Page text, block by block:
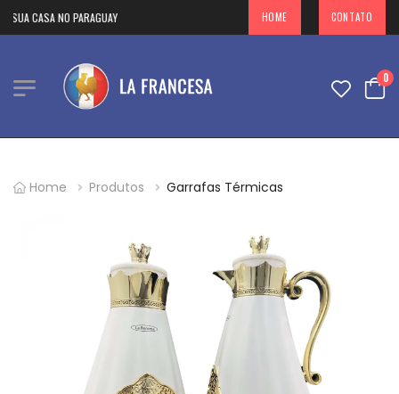
CASA NO PARAGUAY HOME CONTATO
0
Home Produtos Garrafas Térmicas